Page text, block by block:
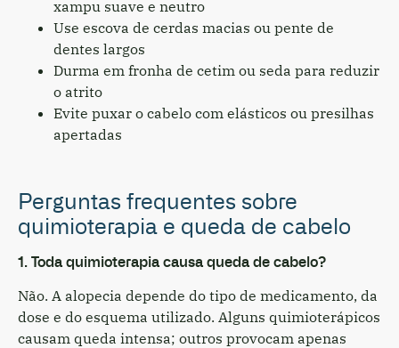
xampu suave e neutro
Use escova de cerdas macias ou pente de
dentes largos
Durma em fronha de cetim ou seda para reduzir
o atrito
Evite puxar o cabelo com elásticos ou presilhas
apertadas
Perguntas frequentes sobre
quimioterapia e queda de cabelo
1. Toda quimioterapia causa queda de cabelo?
Não. A alopecia depende do tipo de medicamento, da
dose e do esquema utilizado. Alguns quimioterápicos
causam queda intensa; outros provocam apenas